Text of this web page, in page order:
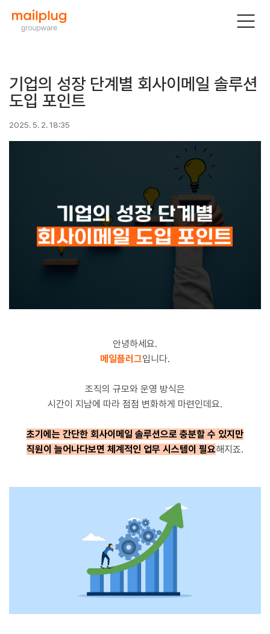
기업의 성장 단계별 회사이메일 솔루션
도입 포인트
2025. 5. 2. 18:35
안녕하세요.
메일플러그입니다.
조직의 규모와 운영 방식은
시간이 지남에 따라 점점 변화하게 마련인데요.
초기에는 간단한 회사이메일 솔루션으로 충분할 수 있지만
직원이 늘어나다보면 체계적인 업무 시스템이 필요해지죠.